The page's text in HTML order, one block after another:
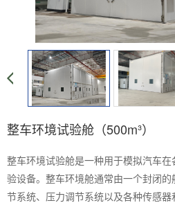
整车环境试验舱（500m³）
整车环境试验舱是一种用于模拟汽车
验设备。整车环境舱通常由一个封闭
节系统、压力调节系统以及各种传感